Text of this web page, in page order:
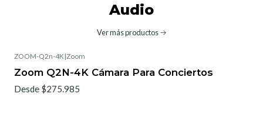
Audio
Ver más productos
ZOOM-Q2n-4K |Zoom
Zoom Q2N-4K Cámara Para Conciertos
Desde $275.985